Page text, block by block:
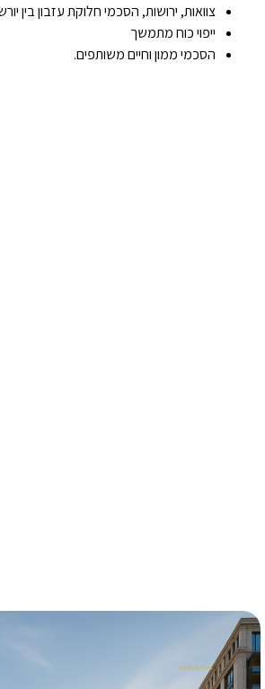
צוואות, ירושות, הסכמי חלוקת עזבון בין
ייפוי כוח מתמשך
הסכמי ממון וחיים משותפים.